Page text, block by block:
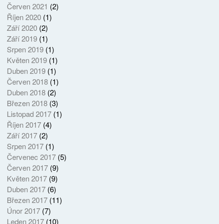
Červen 2021 (2)
Říjen 2020(1)
Září 2020(2)
Září 2019(1)
Srpen 2019(1)
Květen 2019(1)
Duben 2019(1)
Červen 2018(1)
Duben 2018(2)
Březen 2018(3)
Listopad 2017(1)
Říjen 2017(4)
Září 2017(2)
Srpen 2017(1)
Červenec 2017(5)
Červen 2017(9)
Květen 2017(9)
Duben 2017(6)
Březen 2017(11)
Únor 2017(7)
Leden 2017(10)